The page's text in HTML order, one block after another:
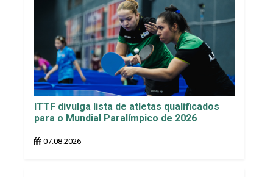
ITTF divulga lista de atletas qualificados
para o Mundial Paralímpico de 2026
07.08.2026